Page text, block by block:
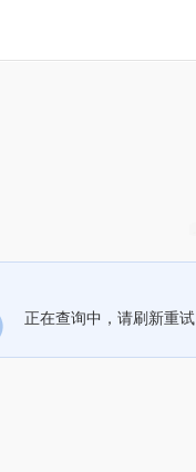
正在查询中，请刷新重试